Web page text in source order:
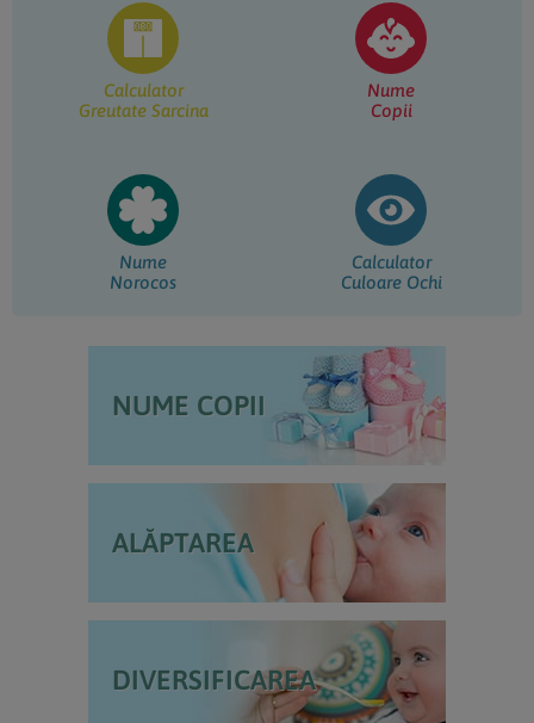
Calculator
Greutate Sarcina
Nume
Copii
Nume
Norocos
Calculator
Culoare Ochi
NUME COPII
ALĂPTAREA
DIVERSIFICAREA